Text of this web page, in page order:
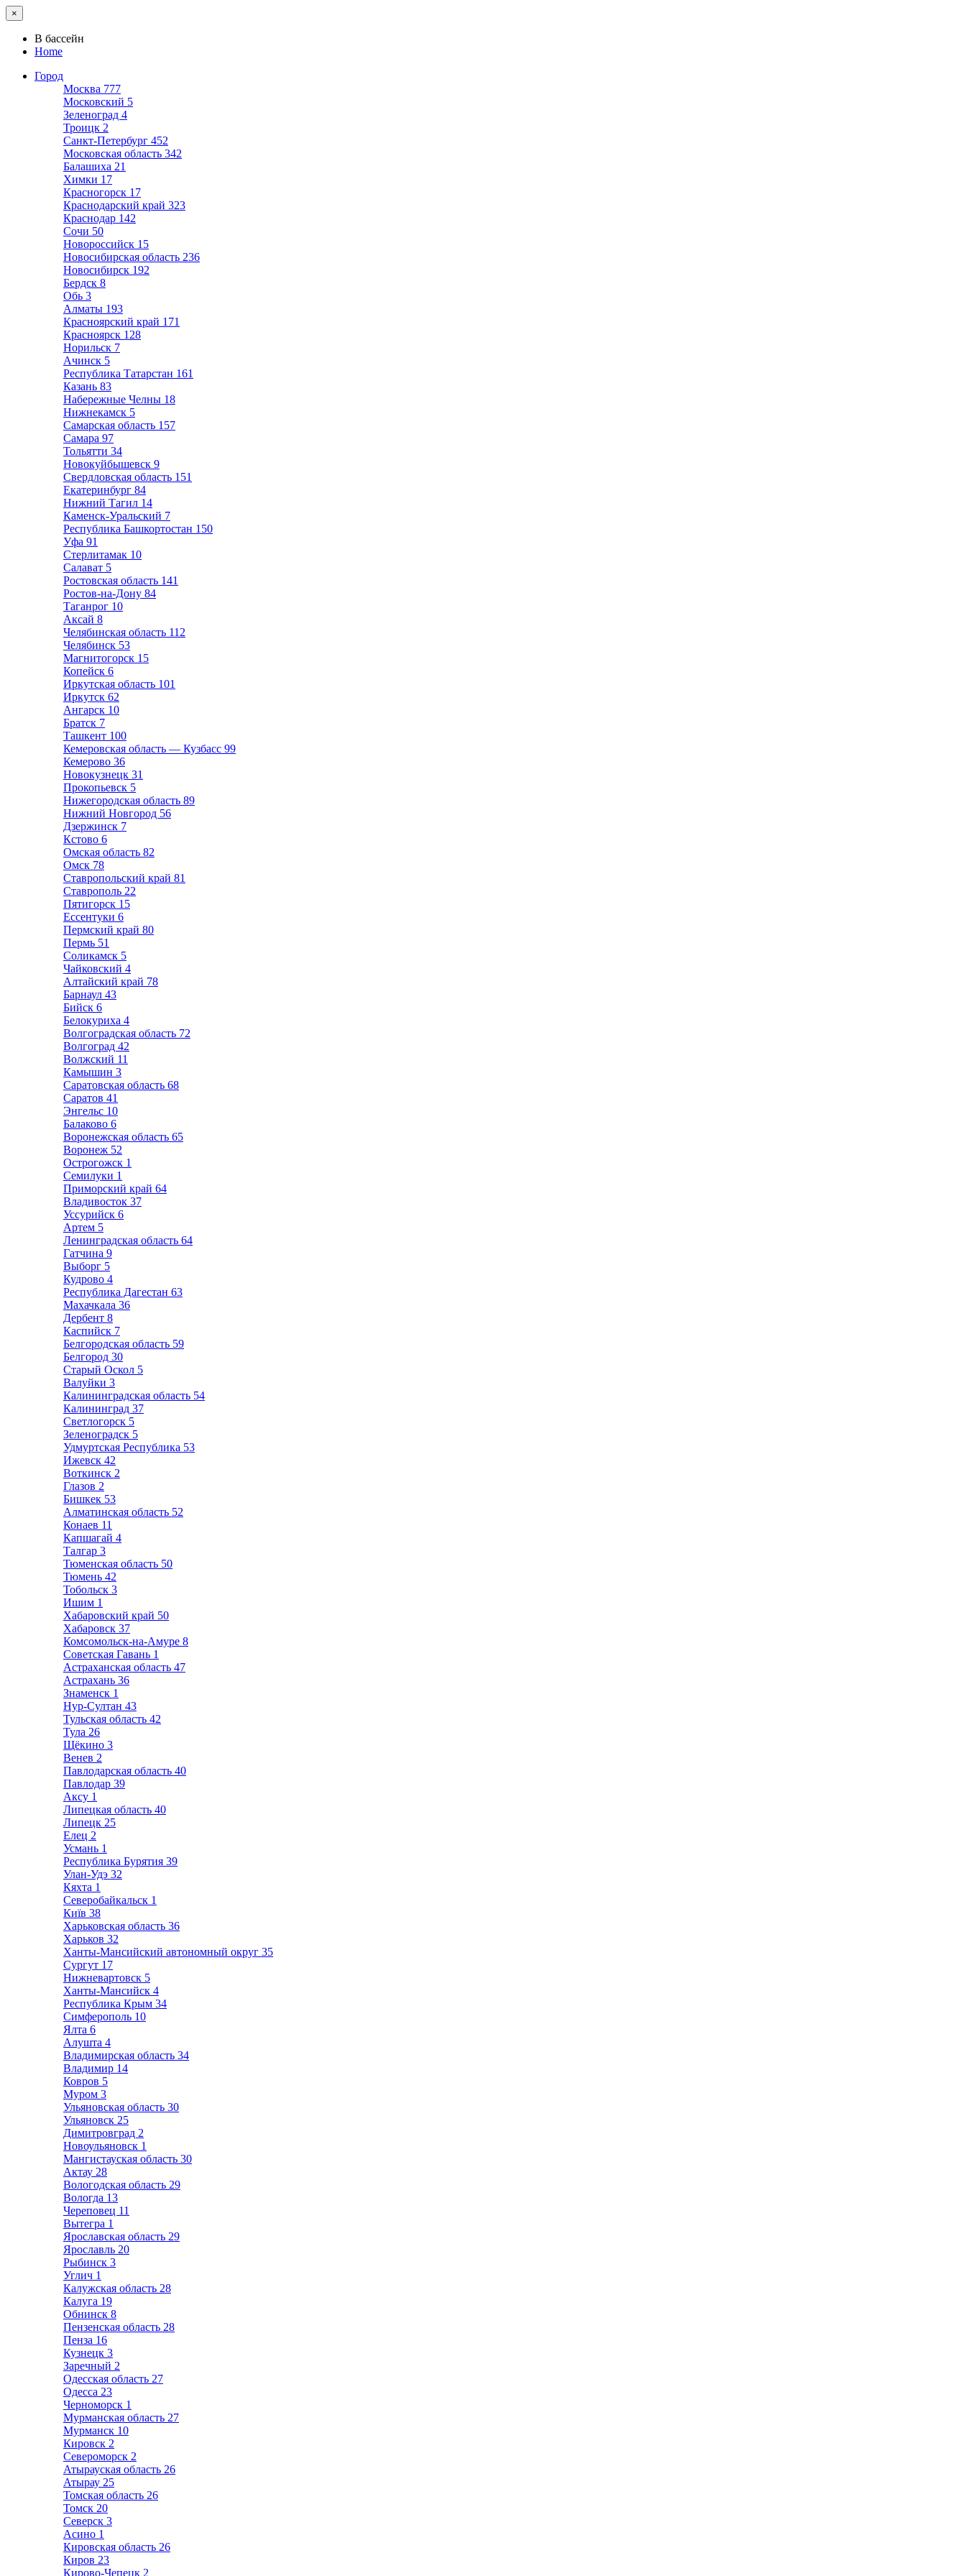
×
В бассейн
Home
Город
Москва 777
Московский 5
Зеленоград 4
Троицк 2
Санкт-Петербург 452
Московская область 342
Балашиха 21
Химки 17
Красногорск 17
Краснодарский край 323
Краснодар 142
Сочи 50
Новороссийск 15
Новосибирская область 236
Новосибирск 192
Бердск 8
Обь 3
Алматы 193
Красноярский край 171
Красноярск 128
Норильск 7
Ачинск 5
Республика Татарстан 161
Казань 83
Набережные Челны 18
Нижнекамск 5
Самарская область 157
Самара 97
Тольятти 34
Новокуйбышевск 9
Свердловская область 151
Екатеринбург 84
Нижний Тагил 14
Каменск-Уральский 7
Республика Башкортостан 150
Уфа 91
Стерлитамак 10
Салават 5
Ростовская область 141
Ростов-на-Дону 84
Таганрог 10
Аксай 8
Челябинская область 112
Челябинск 53
Магнитогорск 15
Копейск 6
Иркутская область 101
Иркутск 62
Ангарск 10
Братск 7
Ташкент 100
Кемеровская область — Кузбасс 99
Кемерово 36
Новокузнецк 31
Прокопьевск 5
Нижегородская область 89
Нижний Новгород 56
Дзержинск 7
Кстово 6
Омская область 82
Омск 78
Ставропольский край 81
Ставрополь 22
Пятигорск 15
Ессентуки 6
Пермский край 80
Пермь 51
Соликамск 5
Чайковский 4
Алтайский край 78
Барнаул 43
Бийск 6
Белокуриха 4
Волгоградская область 72
Волгоград 42
Волжский 11
Камышин 3
Саратовская область 68
Саратов 41
Энгельс 10
Балаково 6
Воронежская область 65
Воронеж 52
Острогожск 1
Семилуки 1
Приморский край 64
Владивосток 37
Уссурийск 6
Артем 5
Ленинградская область 64
Гатчина 9
Выборг 5
Кудрово 4
Республика Дагестан 63
Махачкала 36
Дербент 8
Каспийск 7
Белгородская область 59
Белгород 30
Старый Оскол 5
Валуйки 3
Калининградская область 54
Калининград 37
Светлогорск 5
Зеленоградск 5
Удмуртская Республика 53
Ижевск 42
Воткинск 2
Глазов 2
Бишкек 53
Алматинская область 52
Конаев 11
Капшагай 4
Талгар 3
Тюменская область 50
Тюмень 42
Тобольск 3
Ишим 1
Хабаровский край 50
Хабаровск 37
Комсомольск-на-Амуре 8
Советская Гавань 1
Астраханская область 47
Астрахань 36
Знаменск 1
Нур-Султан 43
Тульская область 42
Тула 26
Щёкино 3
Венев 2
Павлодарская область 40
Павлодар 39
Аксу 1
Липецкая область 40
Липецк 25
Елец 2
Усмань 1
Республика Бурятия 39
Улан-Удэ 32
Кяхта 1
Северобайкальск 1
Київ 38
Харьковская область 36
Харьков 32
Ханты-Мансийский автономный округ 35
Сургут 17
Нижневартовск 5
Ханты-Мансийск 4
Республика Крым 34
Симферополь 10
Ялта 6
Алушта 4
Владимирская область 34
Владимир 14
Ковров 5
Муром 3
Ульяновская область 30
Ульяновск 25
Димитровград 2
Новоульяновск 1
Мангистауская область 30
Актау 28
Вологодская область 29
Вологда 13
Череповец 11
Вытегра 1
Ярославская область 29
Ярославль 20
Рыбинск 3
Углич 1
Калужская область 28
Калуга 19
Обнинск 8
Пензенская область 28
Пенза 16
Кузнецк 3
Заречный 2
Одесская область 27
Одесса 23
Черноморск 1
Мурманская область 27
Мурманск 10
Кировск 2
Североморск 2
Атырауская область 26
Атырау 25
Томская область 26
Томск 20
Северск 3
Асино 1
Кировская область 26
Киров 23
Кирово-Чепецк 2